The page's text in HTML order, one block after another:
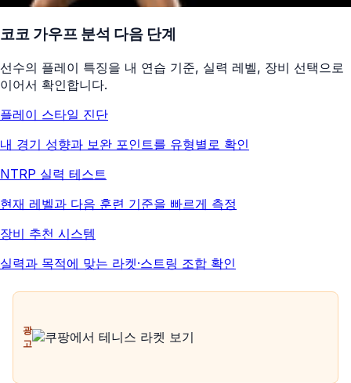
코코 가우프 분석 다음 단계
선수의 플레이 특징을 내 연습 기준, 실력 레벨, 장비 선택으로
이어서 확인합니다.
플레이 스타일 진단
내 경기 성향과 보완 포인트를 유형별로 확인
NTRP 실력 테스트
현재 레벨과 다음 훈련 기준을 빠르게 측정
장비 추천 시스템
실력과 목적에 맞는 라켓·스트링 조합 확인
광
고